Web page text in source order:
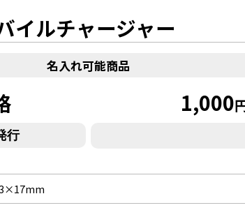
イルチャージャー
名入れ可能商品
1,000